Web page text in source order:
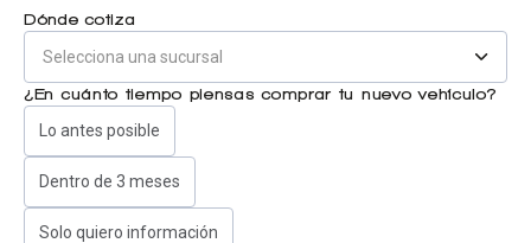
Dónde cotiza
¿En cuánto tiempo piensas comprar tu nuevo vehículo?
Lo antes posible
Dentro de 3 meses
Solo quiero información